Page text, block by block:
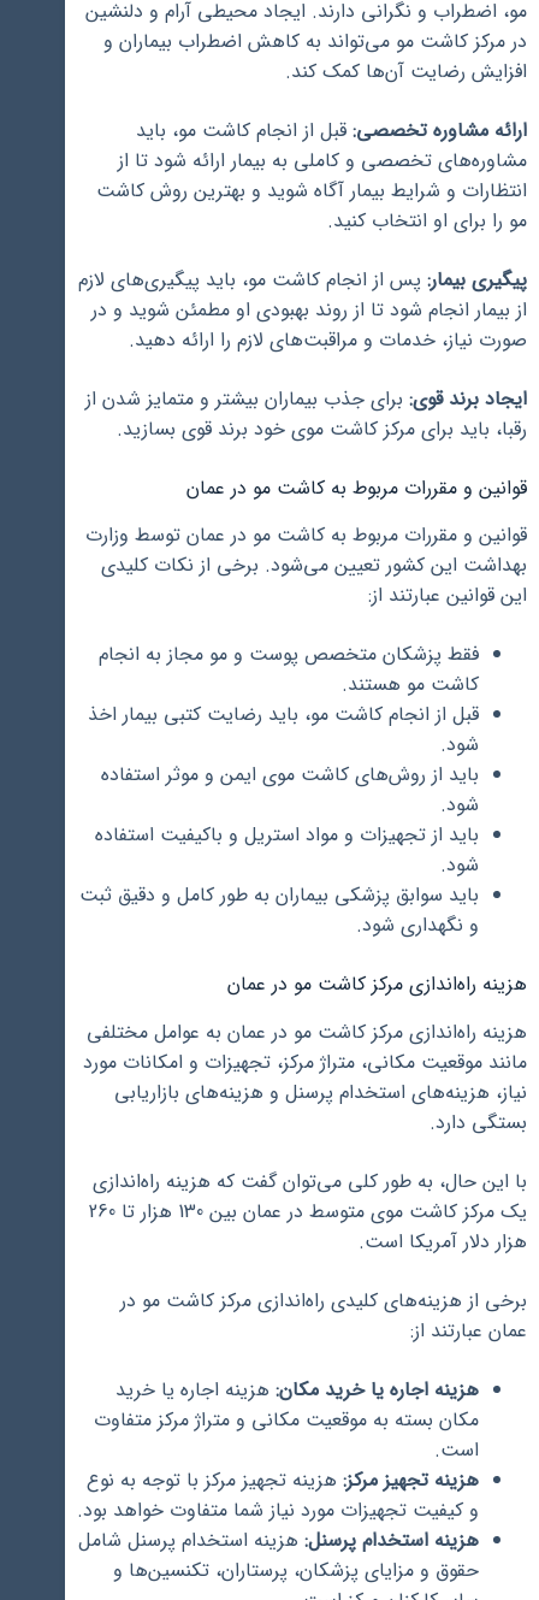
مو، اضطراب و نگرانی دارند. ایجاد محیطی آرام و دلنشین
در مرکز کاشت مو می‌تواند به کاهش اضطراب بیماران و
افزایش رضایت آن‌ها کمک کند.
ارائه مشاوره تخصصی: قبل از انجام کاشت مو، باید
مشاوره‌های تخصصی و کاملی به بیمار ارائه شود تا از
انتظارات و شرایط بیمار آگاه شوید و بهترین روش کاشت
مو را برای او انتخاب کنید.
پیگیری بیمار: پس از انجام کاشت مو، باید پیگیری‌های لازم
از بیمار انجام شود تا از روند بهبودی او مطمئن شوید و در
صورت نیاز، خدمات و مراقبت‌های لازم را ارائه دهید.
ایجاد برند قوی: برای جذب بیماران بیشتر و متمایز شدن از
رقبا، باید برای مرکز کاشت موی خود برند قوی بسازید.
قوانین و مقررات مربوط به کاشت مو در عمان
قوانین و مقررات مربوط به کاشت مو در عمان توسط وزارت
بهداشت این کشور تعیین می‌شود. برخی از نکات کلیدی
این قوانین عبارتند از:
فقط پزشکان متخصص پوست و مو مجاز به انجام
کاشت مو هستند.
قبل از انجام کاشت مو، باید رضایت کتبی بیمار اخذ
شود.
باید از روش‌های کاشت موی ایمن و موثر استفاده
شود.
باید از تجهیزات و مواد استریل و باکیفیت استفاده
شود.
باید سوابق پزشکی بیماران به طور کامل و دقیق ثبت
و نگهداری شود.
هزینه راه‌اندازی مرکز کاشت مو در عمان
هزینه راه‌اندازی مرکز کاشت مو در عمان به عوامل مختلفی
مانند موقعیت مکانی، متراژ مرکز، تجهیزات و امکانات مورد
نیاز، هزینه‌های استخدام پرسنل و هزینه‌های بازاریابی
بستگی دارد.
با این حال، به طور کلی می‌توان گفت که هزینه راه‌اندازی
یک مرکز کاشت موی متوسط در عمان بین 130 هزار تا 260
هزار دلار آمریکا است.
برخی از هزینه‌های کلیدی راه‌اندازی مرکز کاشت مو در
عمان عبارتند از:
هزینه اجاره یا خرید مکان: هزینه اجاره یا خرید
مکان بسته به موقعیت مکانی و متراژ مرکز متفاوت
است.
هزینه تجهیز مرکز: هزینه تجهیز مرکز با توجه به نوع
و کیفیت تجهیزات مورد نیاز شما متفاوت خواهد بود.
هزینه استخدام پرسنل: هزینه استخدام پرسنل شامل
حقوق و مزایای پزشکان، پرستاران، تکنسین‌ها و